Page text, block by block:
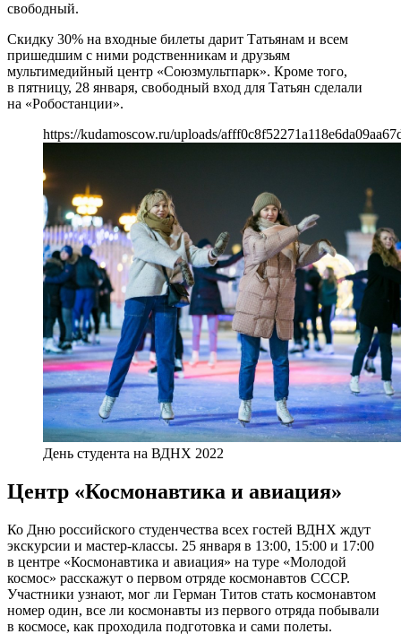
свободный.
Скидку 30% на входные билеты дарит Татьянам и всем
пришедшим с ними родственникам и друзьям
мультимедийный центр «Союзмультпарк». Кроме того,
в пятницу, 28 января, свободный вход для Татьян сделали
на «Робостанции».
https://kudamoscow.ru/uploads/
День студента на ВДНХ 2022
Центр «Космонавтика и авиация»
Ко Дню российского студенчества всех гостей ВДНХ ждут
экскурсии и мастер-классы. 25 января в 13:00, 15:00 и 17:00
в центре «Космонавтика и авиация» на туре «Молодой
космос» расскажут о первом отряде космонавтов СССР.
Участники узнают, мог ли Герман Титов стать космонавтом
номер один, все ли космонавты из первого отряда побывали
в космосе, как проходила подготовка и сами полеты.